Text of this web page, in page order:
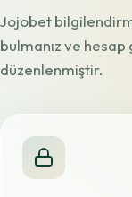
Jojobet
bulmanız ve
düzenlenmiştir.